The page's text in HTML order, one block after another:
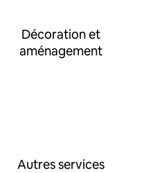
Décoration et
aménagement
Autres services